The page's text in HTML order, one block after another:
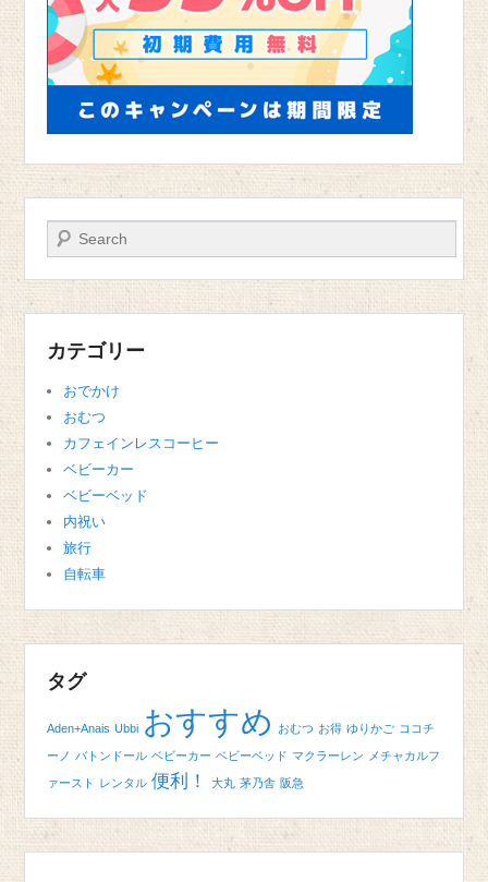
検索
カテゴリー
おでかけ
おむつ
カフェインレスコーヒー
ベビーカー
ベビーベッド
内祝い
旅行
自転車
タグ
Aden+Anais Ubbi おすすめ おむつ お得 ゆりかご ココチ
ーノ バトンドール ベビーカー ベビーベッド マクラーレン メチャカルフ
ァースト レンタル 便利！ 大丸 茅乃舎 阪急